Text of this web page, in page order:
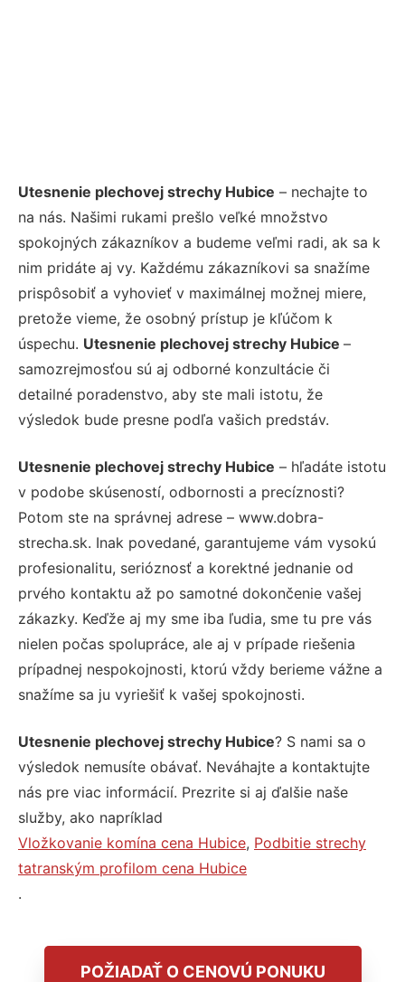
Utesnenie plechovej strechy Hubice – nechajte to
na nás. Našimi rukami prešlo veľké množstvo
spokojných zákazníkov a budeme veľmi radi, ak sa k
nim pridáte aj vy. Každému zákazníkovi sa snažíme
prispôsobiť a vyhovieť v maximálnej možnej miere,
pretože vieme, že osobný prístup je kľúčom k
úspechu. Utesnenie plechovej strechy Hubice –
samozrejmosťou sú aj odborné konzultácie či
detailné poradenstvo, aby ste mali istotu, že
výsledok bude presne podľa vašich predstáv.
Utesnenie plechovej strechy Hubice – hľadáte istotu
v podobe skúseností, odbornosti a precíznosti?
Potom ste na správnej adrese – www.dobra-
strecha.sk. Inak povedané, garantujeme vám vysokú
profesionalitu, serióznosť a korektné jednanie od
prvého kontaktu až po samotné dokončenie vašej
zákazky. Keďže aj my sme iba ľudia, sme tu pre vás
nielen počas spolupráce, ale aj v prípade riešenia
prípadnej nespokojnosti, ktorú vždy berieme vážne a
snažíme sa ju vyriešiť k vašej spokojnosti.
Utesnenie plechovej strechy Hubice? S nami sa o
výsledok nemusíte obávať. Neváhajte a kontaktujte
nás pre viac informácií. Prezrite si aj ďalšie naše
služby, ako napríklad
Vložkovanie komína cena Hubice, Podbitie strechy
tatranským profilom cena Hubice
.
POŽIADAŤ O CENOVÚ PONUKU